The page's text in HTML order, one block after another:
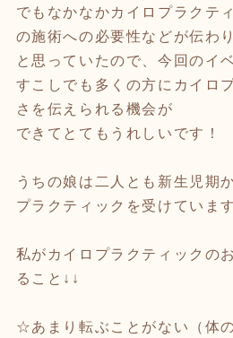
でもなかなかカイロプラクテ
の施術への必要性などが伝わ
と思っていたので、今回のイ
すこしでも多くの方にカイロ
さを伝えられる機会が
できてとてもうれしいです！
うちの娘は二人とも新生児期
プラクティックを受けています
私がカイロプラクティックの
ること↓↓
☆あまり転ぶことがない（体